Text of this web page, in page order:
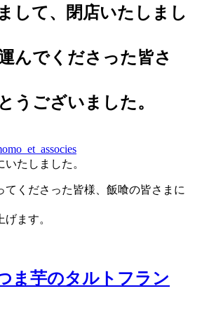
して、閉店いたしまし
んでくださった皆さ
うございました。
たしました。
てくださった皆様、飯喰の皆さまに
ます。
ま芋のタルトフラン